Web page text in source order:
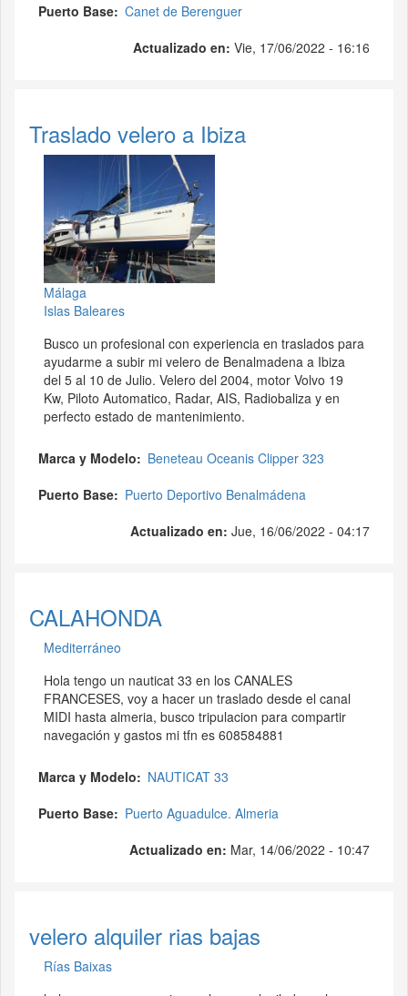
Puerto Base Canet de Berenguer
Actualizado en: Vie, 17/06/2022 - 16:16
Traslado velero a Ibiza
Málaga
Islas Baleares
Busco un profesional con experiencia en traslados para
ayudarme a subir mi velero de Benalmadena a Ibiza
del 5 al 10 de Julio. Velero del 2004, motor Volvo 19
Kw, Piloto Automatico, Radar, AIS, Radiobaliza y en
perfecto estado de mantenimiento.
Marca y Modelo
Beneteau Oceanis Clipper 323
Puerto Base
Puerto Deportivo Benalmádena
Actualizado en: Jue, 16/06/2022 - 04:17
CALAHONDA
Mediterráneo
Hola tengo un nauticat 33 en los CANALES
FRANCESES, voy a hacer un traslado desde el canal
MIDI hasta almeria, busco tripulacion para compartir
navegación y gastos mi tfn es 608584881
Marca y Modelo
NAUTICAT 33
Puerto Base
Puerto Aguadulce. Almeria
Actualizado en: Mar, 14/06/2022 - 10:47
velero alquiler rias bajas
Rías Baixas